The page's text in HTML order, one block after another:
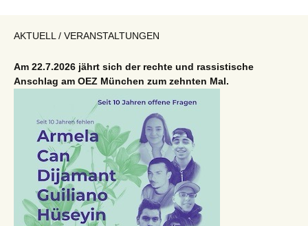
AKTUELL / VERANSTALTUNGEN
Am 22.7.2026 jährt sich der rechte und rassistische
Anschlag am OEZ München zum zehnten Mal.